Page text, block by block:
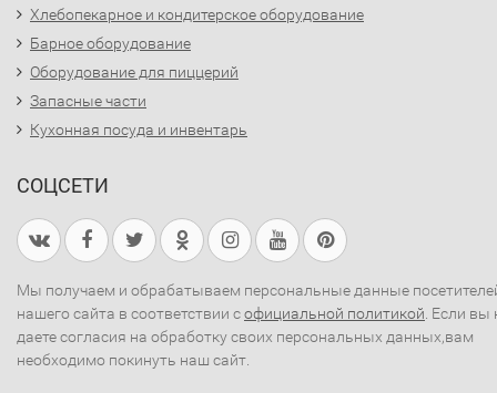
Хлебопекарное и кондитерское оборудование
Барное оборудование
Оборудование для пиццерий
Запасные части
Кухонная посуда и инвентарь
СОЦСЕТИ
Мы получаем и обрабатываем персональные данные
нашего сайта в соответствии софициальной политикой . Если вы
даете согласия на обработку своих персональных данных,вам
необходимо покинуть наш сайт.